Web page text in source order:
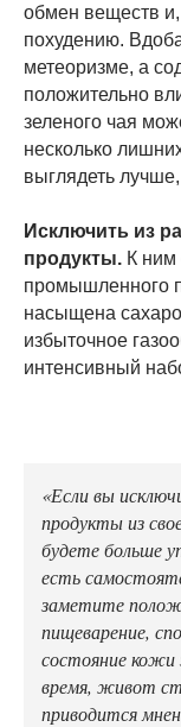
обмен веществ
похудению.
метеоризме, а
положительно
зеленого чая
несколько
выглядеть
Исключить из
продукты. К ним
промышленного
насыщена
избыточное
интенсивный
«Если вы
продукты из
будете больше
есть
заметите
пищеварение,
состояние кожи
время, живот
приводится